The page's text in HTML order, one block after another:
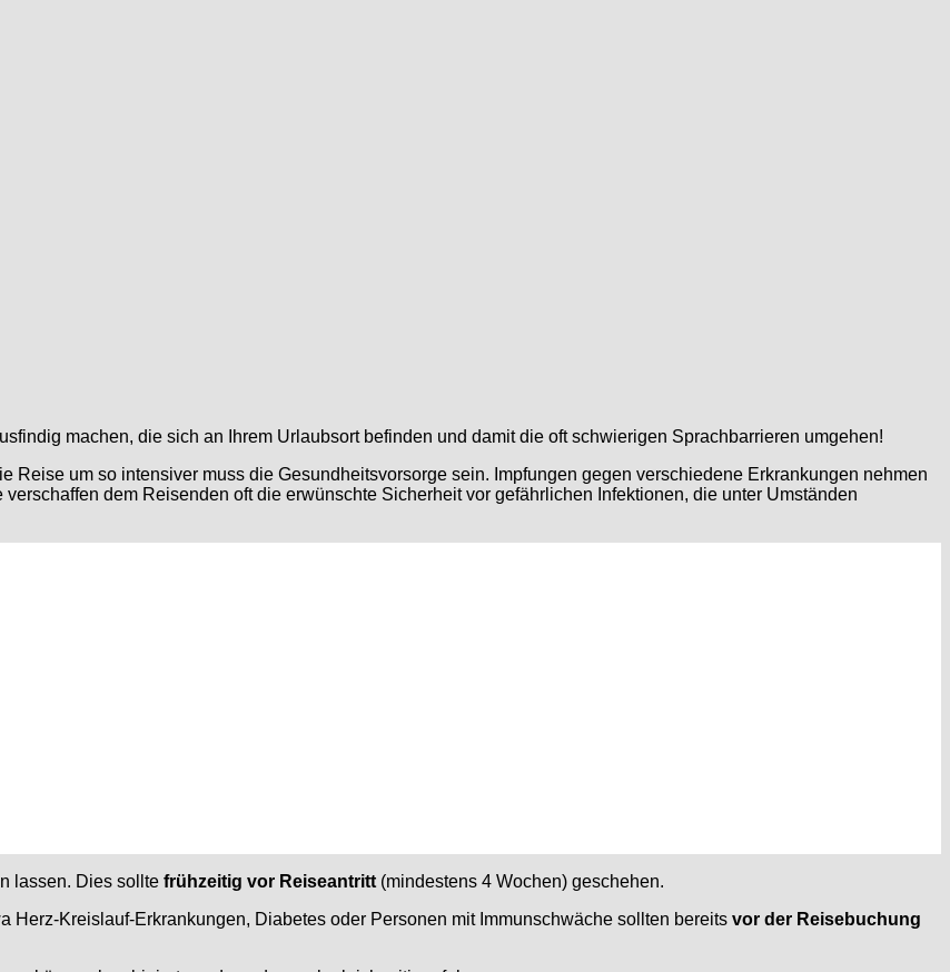
machen, die sich an Ihrem Urlaubsort befinden und damit die oft schwierigen Sprachbarrieren umgehen!
um so intensiver muss die Gesundheitsvorsorge sein. Impfungen gegen verschiedene Erkrankungen nehmen
dem Reisenden oft die erwünschte Sicherheit vor gefährlichen Infektionen, die unter Umständen
lassen. Dies sollte frühzeitig vor Reiseantritt (mindestens 4 Wochen) geschehen.
Herz-Kreislauf-Erkrankungen, Diabetes oder Personen mit Immunschwäche sollten bereits vor der Reisebuchung